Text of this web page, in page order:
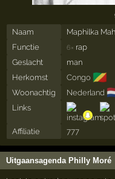
Naam
Maphilka
Functie
6× rap
Geslacht
man
Herkomst
Congo 🇨🇬
Woonachtig Nederland
Links
Affiliatie 777
Uitgaansagenda Philly Moré